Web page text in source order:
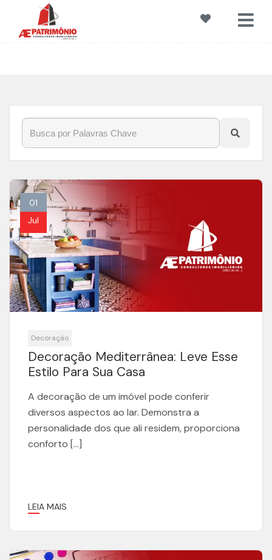
Blog»
01
Jul
Decoração
Decoração Mediterrânea: Leve Esse
Estilo Para Sua Casa
A decoração de um imóvel pode conferir
diversos aspectos ao lar. Demonstra a
personalidade dos que ali residem, proporciona
conforto […]
LEIA MAIS